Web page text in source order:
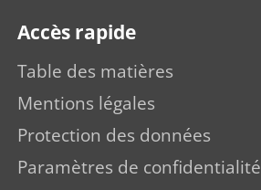
Accès rapide
Table des matières
Mentions légales
Protection des données
Paramètres de confidentialité